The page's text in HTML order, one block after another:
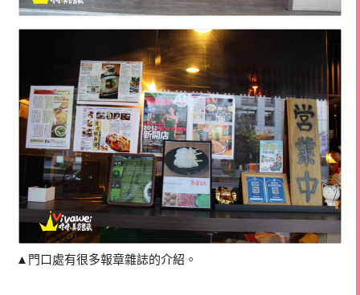
▲門口處有很多報章雜誌的介紹。